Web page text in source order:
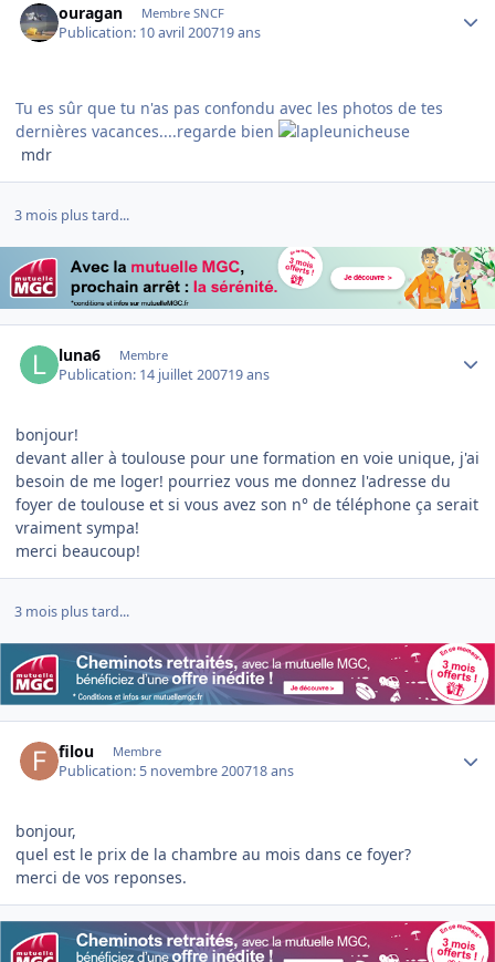
ouragan Membre SNCF
Publication: 10 avril 200719 ans
Tu es sûr que tu n'as pas confondu avec les photos de tes
dernières vacances....regarde bien
mdr
3 mois plus tard...
luna6 Membre
Publication: 14 juillet 200719 ans
bonjour!
devant aller à toulouse pour une formation en voie unique, j'ai
besoin de me loger! pourriez vous me donnez l'adresse du
foyer de toulouse et si vous avez son n° de téléphone ça serait
vraiment sympa!
merci beaucoup!
3 mois plus tard...
filou Membre
Publication: 5 novembre 200718 ans
bonjour,
quel est le prix de la chambre au mois dans ce foyer?
merci de vos reponses.